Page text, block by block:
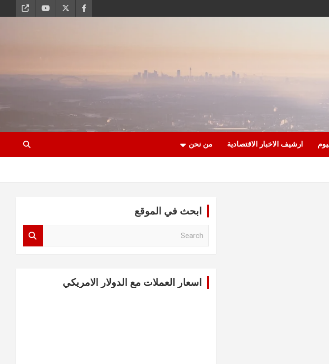
ارشيف الاخبار الاقتصادية من نحن
ابحث في الموقع
اسعار العملات مع الدولار الامريكي